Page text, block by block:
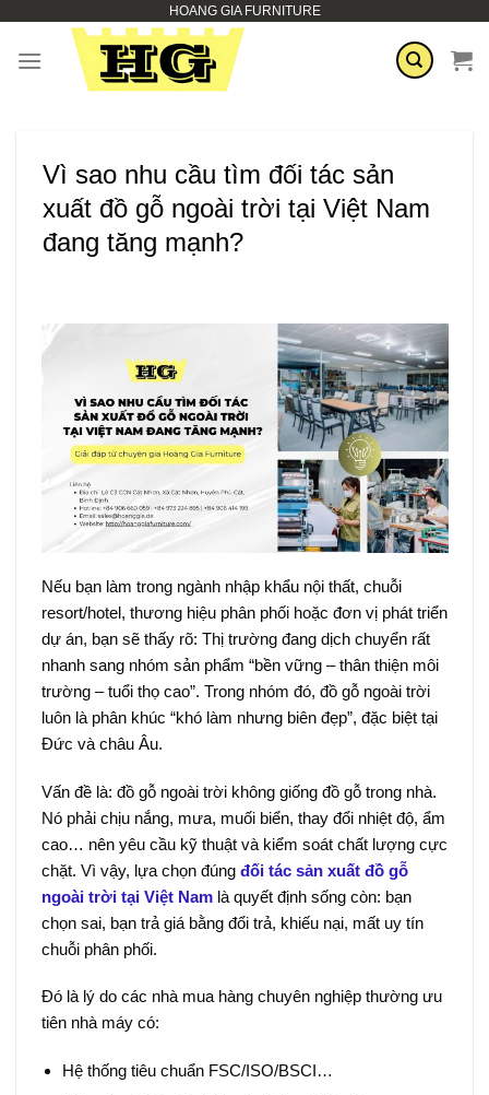
content
HOANG GIA FURNITURE
Vì sao nhu cầu tìm đối tác sản
xuất đồ gỗ ngoài trời tại Việt Nam
đang tăng mạnh?
Nếu bạn làm trong ngành nhập khẩu nội thất, chuỗi
resort/hotel, thương hiệu phân phối hoặc đơn vị phát triển
dự án, bạn sẽ thấy rõ: Thị trường đang dịch chuyển rất
nhanh sang nhóm sản phẩm “bền vững – thân thiện môi
trường – tuổi thọ cao”. Trong nhóm đó, đồ gỗ ngoài trời
luôn là phân khúc “khó làm nhưng biên đẹp”, đặc biệt tại
Đức và châu Âu.
Vấn đề là: đồ gỗ ngoài trời không giống đồ gỗ trong nhà.
Nó phải chịu nắng, mưa, muối biển, thay đổi nhiệt độ, ẩm
cao… nên yêu cầu kỹ thuật và kiểm soát chất lượng cực
chặt. Vì vậy, lựa chọn đúng đối tác sản xuất đồ gỗ
ngoài trời tại Việt Namlà quyết định sống còn: bạn
chọn sai, bạn trả giá bằng đổi trả, khiếu nại, mất uy tín
chuỗi phân phối.
Đó là lý do các nhà mua hàng chuyên nghiệp thường ưu
tiên nhà máy có:
Hệ thống tiêu chuẩn FSC/ISO/BSCI…